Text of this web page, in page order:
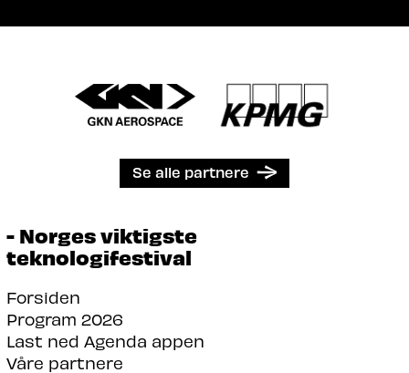
Se alle partnere
- Norges viktigste
teknologifestival
Forsiden
Program 2026
Last ned Agenda appen
Våre partnere